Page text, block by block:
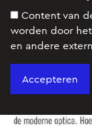
Content van
worden door
en andere